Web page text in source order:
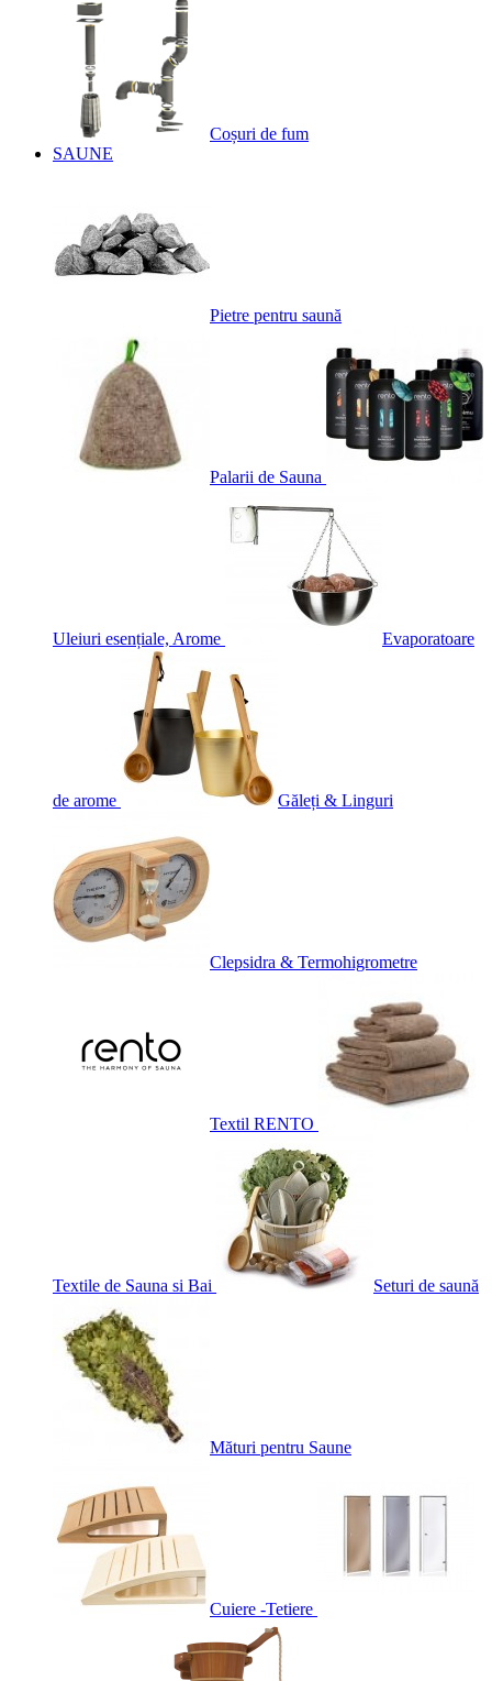
Coșuri de fum
SAUNE
Pietre pentru saună
Palarii de Sauna
Uleiuri esențiale, Arome Evaporatoare
de arome Găleți & Linguri
Clepsidra & Termohigrometre
Textil RENTO
Textile de Sauna si Bai Seturi de saună
Mături pentru Saune
Cuiere -Tetiere